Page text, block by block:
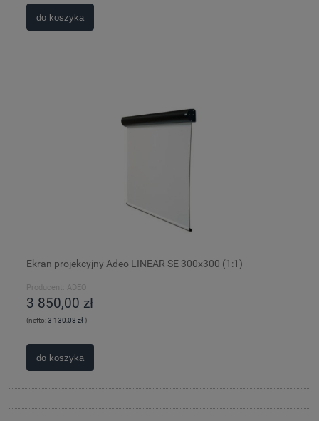
do koszyka
Ekran projekcyjny Adeo LINEAR SE 300x300 (1:1)
Producent: ADEO
3 850,00 zł
(netto:3 130,08 zł)
do koszyka